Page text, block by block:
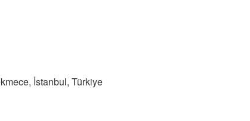
İstanbul, Türkiye